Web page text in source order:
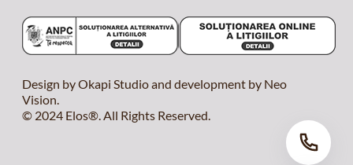
Design by Okapi Studio and development by Neo
Vision.
© 2024 Elos®. All Rights Reserved.